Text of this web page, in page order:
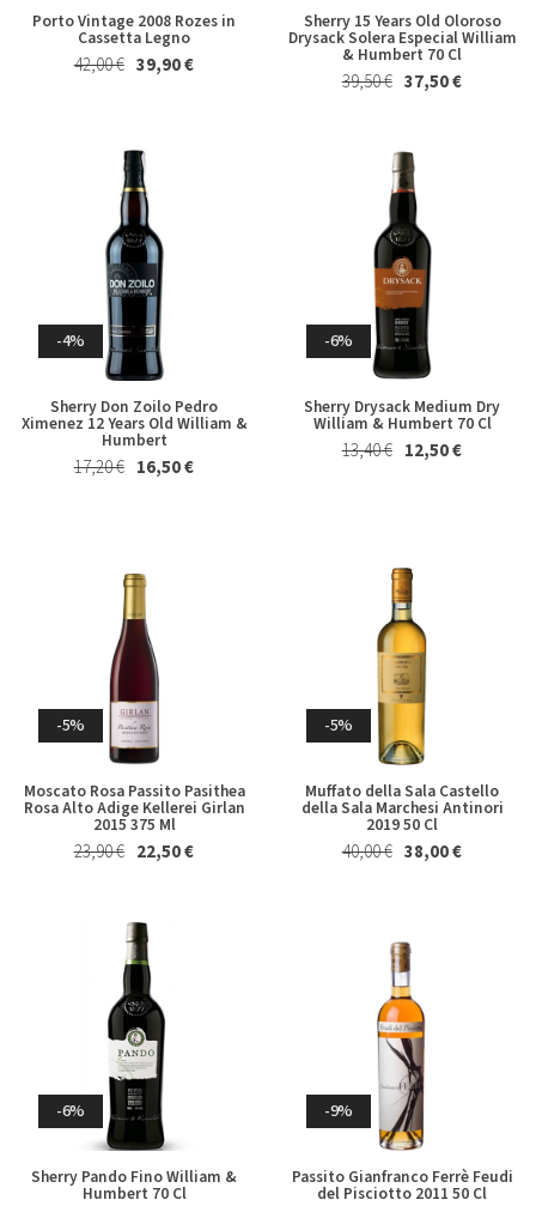
Porto Vintage 2008 Rozes in
Cassetta Legno
42,00 € 39,90 €
Sherry 15 Years Old Oloroso
Drysack Solera Especial William
& Humbert 70 Cl
39,50 € 37,50 €
-4%
Sherry Don Zoilo Pedro
Ximenez 12 Years Old William &
Humbert
17,20 € 16,50 €
-6%
Sherry Drysack Medium Dry
William & Humbert 70 Cl
13,40 € 12,50 €
-5%
Moscato Rosa Passito Pasithea
Rosa Alto Adige Kellerei Girlan
2015 375 Ml
23,90 € 22,50 €
-5%
Muffato della Sala Castello
della Sala Marchesi Antinori
2019 50 Cl
40,00 € 38,00 €
-6%
Sherry Pando Fino William &
Humbert 70 Cl
-9%
Passito Gianfranco Ferrè Feudi
del Pisciotto 2011 50 Cl